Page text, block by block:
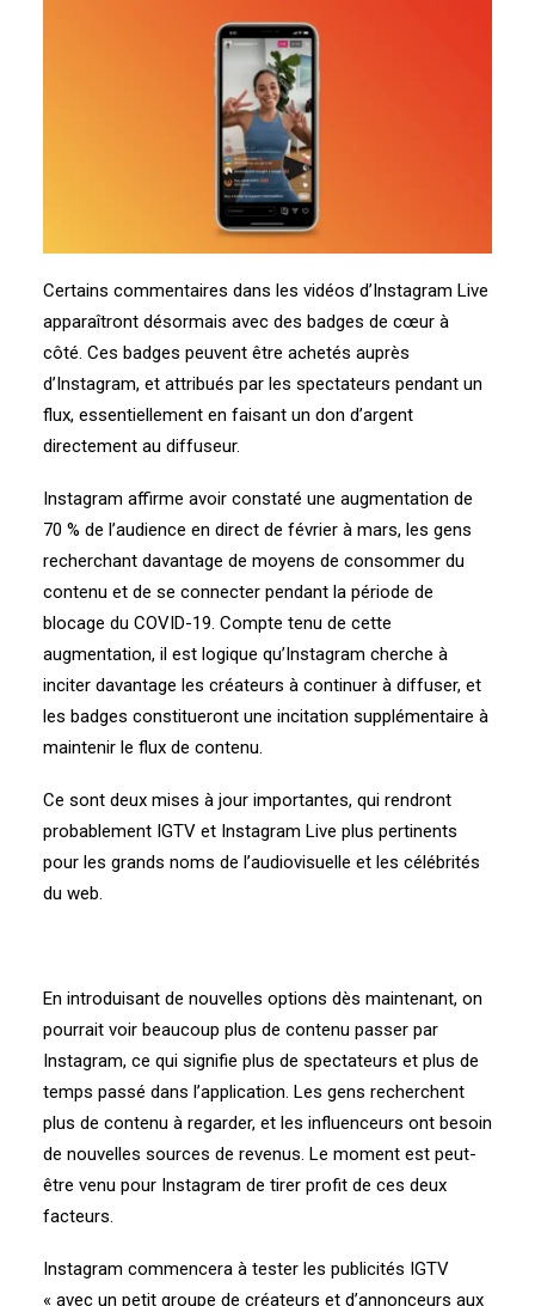
Certains commentaires dans les vidéos d’Instagram Live
apparaîtront désormais avec des badges de cœur à
côté. Ces badges peuvent être achetés auprès
d’Instagram, et attribués par les spectateurs pendant un
flux, essentiellement en faisant un don d’argent
directement au diffuseur.
Instagram affirme avoir constaté une augmentation de
70 % de l’audience en direct de février à mars, les gens
recherchant davantage de moyens de consommer du
contenu et de se connecter pendant la période de
blocage du COVID-19. Compte tenu de cette
augmentation, il est logique qu’Instagram cherche à
inciter davantage les créateurs à continuer à diffuser, et
les badges constitueront une incitation supplémentaire à
maintenir le flux de contenu.
Ce sont deux mises à jour importantes, qui rendront
probablement IGTV et Instagram Live plus pertinents
pour les grands noms de l’audiovisuelle et les célébrités
du web.
En introduisant de nouvelles options dès maintenant, on
pourrait voir beaucoup plus de contenu passer par
Instagram, ce qui signifie plus de spectateurs et plus de
temps passé dans l’application. Les gens recherchent
plus de contenu à regarder, et les influenceurs ont besoin
de nouvelles sources de revenus. Le moment est peut-
être venu pour Instagram de tirer profit de ces deux
facteurs.
Instagram commencera à tester les publicités IGTV
« avec un petit groupe de créateurs et d’annonceurs aux